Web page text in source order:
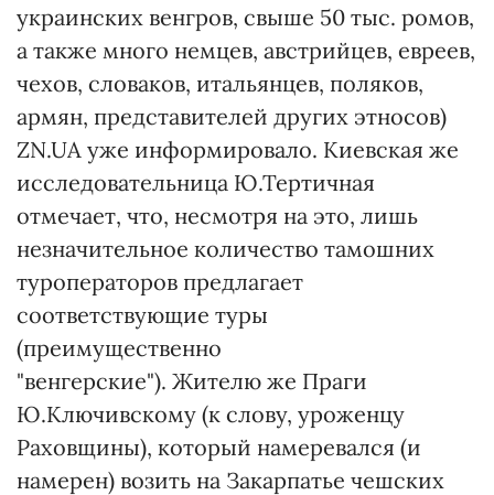
украинских венгров, свыше 50 тыс. ромов,
а также много немцев, австрийцев, евреев,
чехов, словаков, итальянцев, поляков,
армян, представителей других этносов)
ZN.UA уже информировало. Киевская же
исследовательница Ю.Тертичная
отмечает, что, несмотря на это, лишь
незначительное количество тамошних
туроператоров предлагает
соответствующие туры
(преимущественно
"венгерские"). Жителю же Праги
Ю.Ключивскому (к слову, уроженцу
Раховщины), который намеревался (и
намерен) возить на Закарпатье чешских